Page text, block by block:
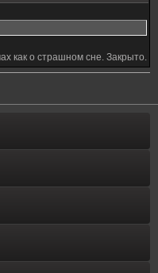
как о страшном сне. Закрыто.